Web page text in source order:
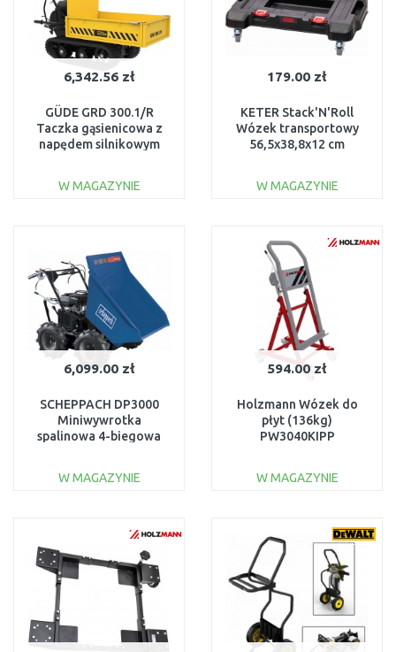
6,342.56 zł
GÜDE GRD 300.1/R
Taczka gąsienicowa z
napędem silnikowym
W MAGAZYNIE
179.00 zł
KETER Stack'N'Roll
Wózek transportowy
56,5x38,8x12 cm
W MAGAZYNIE
Do porównania
6,099.00 zł
SCHEPPACH DP3000
Miniwywrotka
spalinowa 4-biegowa
W MAGAZYNIE
Do porównania
594.00 zł
Holzmann Wózek do
płyt (136kg)
PW3040KIPP
W MAGAZYNIE
Do porównania